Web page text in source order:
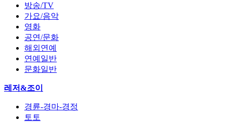
방송/TV
가요/음악
영화
공연/문화
해외연예
연예일반
문화일반
레저&조이
경륜-경마-경정
토토